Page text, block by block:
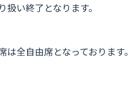
い終了となります。
全自由席となっております。